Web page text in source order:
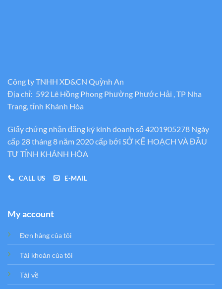
Công ty TNHH XD&CN Quỳnh An
Địa chỉ: 592 Lê Hồng Phong Phường Phước Hải , TP Nha
Trang, tỉnh Khánh Hòa
Giấy chứng nhận đăng ký kinh doanh số 4201905278 Ngày
cấp 28 tháng 8 năm 2020 cấp bới SỞ KẾ HOẠCH VÀ ĐẦU
TƯ TỈNH KHÁNH HÒA
CALL US E-MAIL
My account
Đơn hàng của tôi
Tải khoản của tôi
Tải về